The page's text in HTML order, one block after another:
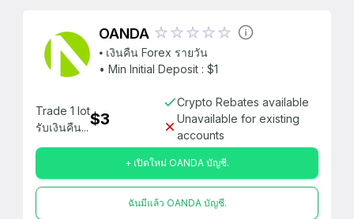
OANDA
⦁ เงินคืน Forex รายวัน
• Min Initial Deposit : $1
Trade 1 lot
รับเงินคืน...$3
Crypto Rebates available
Unavailable for existing
accounts
+ เปิดใหม่ OANDA บัญชี.
ฉันมีแล้ว OANDA บัญชี.